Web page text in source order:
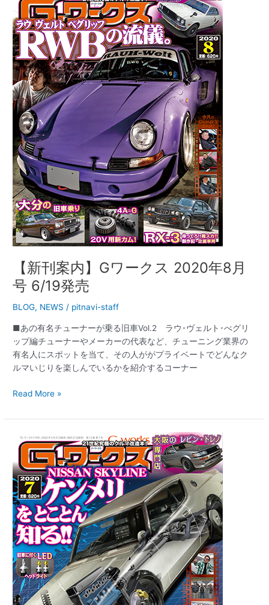
【新刊案内】Gワークス 2020年8月
号 6/19発売
BLOG, NEWS / pitnavi-staff
■あの有名チューナーが乗る旧車Vol.2 ラウ･ヴェルト･べグリ
ップ編チューナーやメーカーの代表など、チューニング業界の
有名人にスポットを当て、その人ががプライベートでどんなク
ルマいじりを楽しんでいるかを紹介するコーナー
案
内】
G
ワ
ー
ク
ス
2020
年
8
月
号
6/19
発
売
Read More »
【新
刊
案
内】
G
ワ
ー
ク
ス
2020
年
7
月